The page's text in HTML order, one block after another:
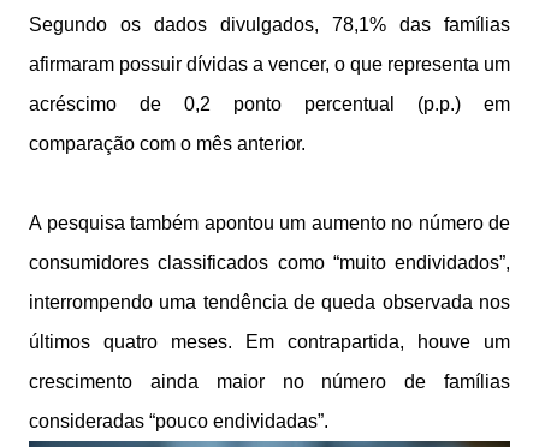
Segundo os dados divulgados, 78,1% das famílias
afirmaram possuir dívidas a vencer, o que representa um
acréscimo de 0,2 ponto percentual (p.p.) em
comparação com o mês anterior.
A pesquisa também apontou um aumento no número de
consumidores classificados como “muito endividados”,
interrompendo uma tendência de queda observada nos
últimos quatro meses. Em contrapartida, houve um
crescimento ainda maior no número de famílias
consideradas “pouco endividadas”.